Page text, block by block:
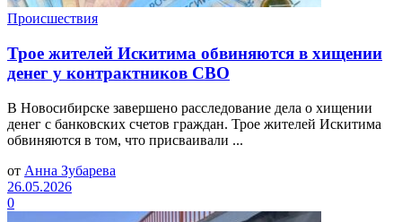
Происшествия
Трое жителей Искитима обвиняются в хищении
денег у контрактников СВО
В Новосибирске завершено расследование дела о хищении
денег с банковских счетов граждан. Трое жителей Искитима
обвиняются в том, что присваивали ...
от Анна Зубарева
26.05.2026
0